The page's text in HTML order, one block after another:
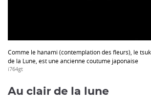
Comme le hanami (contemplation des fleurs), le
de la Lune, est une ancienne coutume japonaise
i764gt
Au clair de la lune